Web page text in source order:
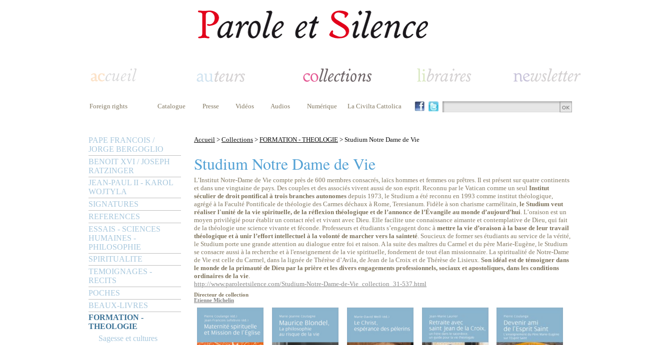
Foreign rights Catalogue Presse Vidéos Audios Numérique La Civilta Cattolica
PAPE FRANCOIS /
JORGE BERGOGLIO
BENOIT XVI / JOSEPH
RATZINGER
JEAN-PAUL II - KAROL
WOJTYLA
SIGNATURES
REFERENCES
ESSAIS - SCIENCES
HUMAINES -
PHILOSOPHIE
SPIRITUALITE
TEMOIGNAGES -
RECITS
POCHES
BEAUX-LIVRES
FORMATION -
THEOLOGIE
Sagesse et cultures
Accueil > Collections > FORMATION - THEOLOGIE > Studium Notre Dame de Vie
Studium Notre Dame de Vie
L’Institut Notre-Dame de Vie compte près de 600 membres consacrés, laïcs hommes et femmes ou prêtres. Il est présent sur quatre continents
et dans une vingtaine de pays. Des couples et des associés vivent aussi de son esprit. Reconnu par le Vatican comme un seul Institut
séculier de droit pontifical à trois branches autonomes depuis 1973, le Studium a été reconnu en 1993 comme institut théologique,
agrégé à la Faculté Pontificale de théologie des Carmes déchaux à Rome, Teresianum. Fidèle à son charisme carmélitain, le Studium veut
réaliser l'unité de la vie spirituelle, de la réflexion théologique et de l’annonce de l’Évangile au monde d’aujourd’hui. L’oraison est un
moyen privilégié pour établir un contact réel et vivant avec Dieu. Elle facilite une connaissance aimante et contemplative de Dieu, qui fait
de la théologie une science vivante et féconde. Professeurs et étudiants s’engagent donc à mettre la vie d’oraison à la base de leur travail
théologique et à unir l’effort intellectuel à la volonté de marcher vers la sainteté. Soucieux de former ses étudiants au service de la vérité,
le Studium porte une grande attention au dialogue entre foi et raison. A la suite des maîtres du Carmel et du père Marie-Eugène, le Studium
se consacre aussi à la recherche et à l'enseignement de la vie spirituelle, fondement de tout élan missionnaire. La spiritualité de Notre-Dame
de Vie est celle du Carmel, dans la lignée de Thérèse d’Avila, de Jean de la Croix et de Thérèse de Lisieux. Son idéal est de témoigner dans
le monde de la primauté de Dieu par la prière et les divers engagements professionnels, sociaux et apostoliques, dans les conditions
ordinaires de la vie.
http://www.paroleetsilence.com/Studium-Notre-Dame-de-Vie_collection_31-537.html
Directeur de collection
Etienne Michelin